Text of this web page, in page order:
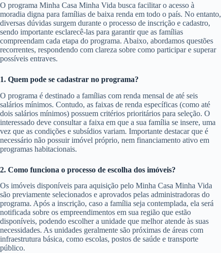
O programa Minha Casa Minha Vida busca facilitar o acesso à
moradia digna para famílias de baixa renda em todo o país. No entanto,
diversas dúvidas surgem durante o processo de inscrição e cadastro,
sendo importante esclarecê-las para garantir que as famílias
compreendam cada etapa do programa. Abaixo, abordamos questões
recorrentes, respondendo com clareza sobre como participar e superar
possíveis entraves.
1. Quem pode se cadastrar no programa?
O programa é destinado a famílias com renda mensal de até seis
salários mínimos. Contudo, as faixas de renda específicas (como até
dois salários mínimos) possuem critérios prioritários para seleção. O
interessado deve consultar a faixa em que a sua família se insere, uma
vez que as condições e subsídios variam. Importante destacar que é
necessário não possuir imóvel próprio, nem financiamento ativo em
programas habitacionais.
2. Como funciona o processo de escolha dos imóveis?
Os imóveis disponíveis para aquisição pelo Minha Casa Minha Vida
são previamente selecionados e aprovados pelas administradoras do
programa. Após a inscrição, caso a família seja contemplada, ela será
notificada sobre os empreendimentos em sua região que estão
disponíveis, podendo escolher a unidade que melhor atende às suas
necessidades. As unidades geralmente são próximas de áreas com
infraestrutura básica, como escolas, postos de saúde e transporte
público.